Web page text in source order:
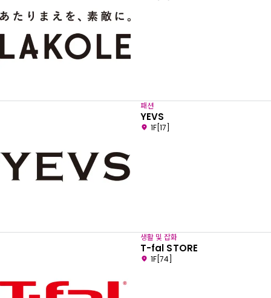
패션
YEVS
1F[17]
생활 및 잡화
T-fal STORE
1F[74]